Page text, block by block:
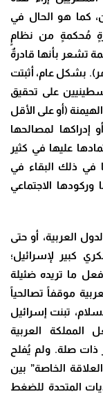
كما هو الحال في
مُحكمةٍ من نظامٍ
تشعر بأنها قادرةٌ
بشكل عام، أثبتت
على تحقيق
(أو على الأقل
إدراكها لمصالحها
عليها في كثير
في ذلك البقاء في
الاجتماعي
العربية، أو حتى
كبير لإسرائيل؛
ما تريده ضئيلة
موقفاً تصالحياً
تبنت إسرائيل
العربية
ذات صلة. ولم يُفلح
الخاصة” بين
المتحدة للضغط